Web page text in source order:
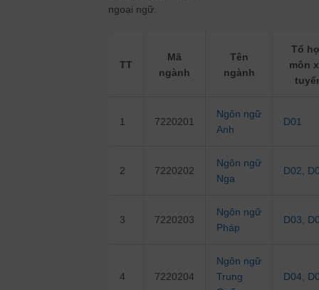
ngoại ngữ.
TT
Mã
ngành
Tên
ngành
Tổ
môn
1 7220201
Ngôn ngữ
Anh
D01
2 7220202
Ngôn ngữ
Nga
D02
3 7220203
Ngôn ngữ
Pháp
D03
4 7220204
Ngôn ngữ
Trung
D04